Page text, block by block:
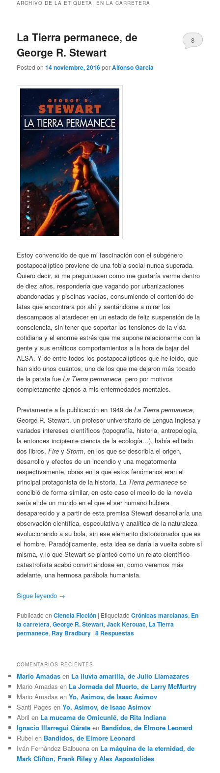
ARCHIVO DE LA ETIQUETA: EN LA CARRETERA
La Tierra permanece, de
George R. Stewart
Posted on14 noviembre, 2016porAlfonso García
8
Estoy convencido de que mi fascinación con el subgénero
postapocalíptico proviene de una fobia social nunca superada.
Quiero decir, si me preguntasen como me gustaría verme dentro
de diez años, respondería que vagando por urbanizaciones
abandonadas y piscinas vacías, consumiendo el contenido de
latas que encontrara por ahí y sentándome a mirar los
descampaos al atardecer en un estado de feliz suspensión de la
consciencia, sin tener que soportar las tensiones de la vida
cotidiana y el enorme estrés que me supone relacionarme con la
gente y sus erráticos comportamientos a la hora de bajar del
ALSA. Y de entre todos los postapocalípticos que he leído, que
han sido unos cuantos, uno de los que me dejaron más tocado
de la patata fueLa Tierra permanece, pero por motivos
completamente ajenos a mis enfermedades mentales.
Previamente a la publicación en 1949 deLa Tierra permanece,
George R. Stewart, un profesor universitario de Lengua Inglesa y
variados intereses científicos (topografía, historia, antropología,
la entonces incipiente ciencia de la ecología…), había editado
dos libros,Fire yStorm, en los que se describía el origen,
desarrollo y efectos de un incendio y una megatormenta
respectivamente, obras en la que estos fenómenos eran el
principal protagonista de la historia.La Tierra permanece se
concibió de forma similar, en este caso el meollo de la novela
sería el de un mundo en el que el ser humano hubiera
desaparecido y a partir de esta premisa Stewart desarrollaría una
observación científica, especulativa y analítica de la naturaleza
evolucionando a su bola, sin ese elemento distorsionador que es
el hombre. Paradójicamente, esta idea se daría la vuelta sobre sí
misma, y lo que Stewart se planteó como un relato científico-
catastrofista acabó convirtiéndose en, como veremos más
adelante, una hermosa parábola humanista.
Sigue leyendo →
Publicado en Ciencia Ficción | Etiquetado Crónicas marcianas, En
la carretera,George R. Stewart,Jack Kerouac, La Tierra
permanece, Ray Bradbury |8 Respuestas
COMENTARIOS RECIENTES
Mario Amadas en La lluvia amarilla, de Julio Llamazares
Mario Amadas en La Jornada del Muerto, de Larry McMurtry
Mario Amadas enYo, Asimov, de Isaac Asimov
Santi Pages enYo, Asimov, de Isaac Asimov
Abril en La mucama de Omicunlé, de Rita Indiana
Ignacio Illarregui Gárate en Bandidos, de Elmore Leonard
Rubel en Bandidos, de Elmore Leonard
Iván Fernández Balbuena en La máquina de la eternidad, de
Mark Clifton, Frank Riley y Alex Aspostolides